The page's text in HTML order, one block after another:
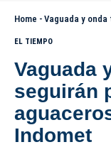
Home - Vaguada y onda
EL TIEMPO
Vaguada
seguirán
Indomet